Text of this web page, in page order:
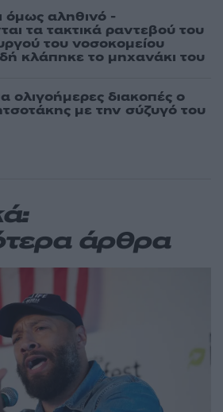
όμως αληθινό -
τα τακτικά ραντεβού του
του νοσοκομείου
κλάπηκε το μηχανάκι του
ολιγοήμερες διακοπές ο
με την σύζυγό του
άρθρα